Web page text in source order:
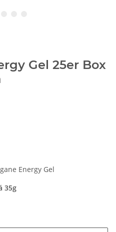
Gel 25er Box
Energy Gel
35g